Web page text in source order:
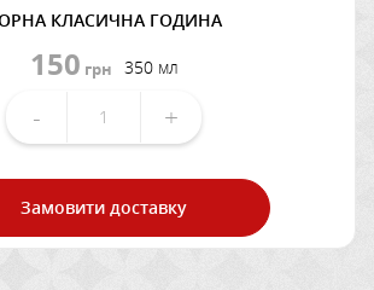
КЛАСИЧНА ГОДИНА
150 грн 350 мл
- +
Замовити доставку